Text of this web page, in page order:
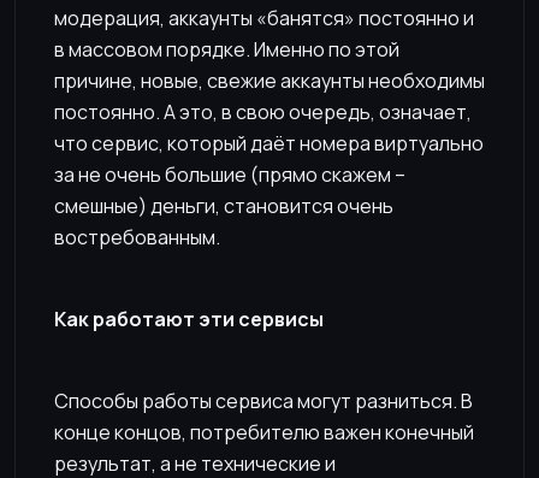
модерация, аккаунты «банятся» постоянно и
в массовом порядке. Именно по этой
причине, новые, свежие аккаунты необходимы
постоянно. А это, в свою очередь, означает,
что сервис, который даёт номера виртуально
за не очень большие (прямо скажем –
смешные) деньги, становится очень
востребованным.
Как работают эти сервисы
Способы работы сервиса могут разниться. В
конце концов, потребителю важен конечный
результат, а не технические и